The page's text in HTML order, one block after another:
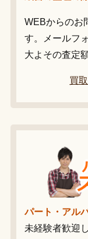
WEBからのお
す。メールフ
大よその査定
買
パート・アル
未経験者歓迎